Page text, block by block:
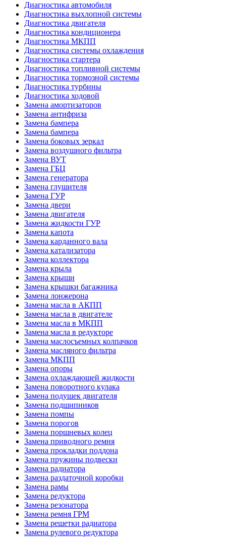
Диагностика автомобиля
Диагностика выхлопной системы
Диагностика двигателя
Диагностика кондиционера
Диагностика МКПП
Диагностика системы охлаждения
Диагностика стартера
Диагностика топливной системы
Диагностика тормозной системы
Диагностика турбины
Диагностика ходовой
Замена амортизаторов
Замена антифриза
Замена бампера
Замена бампера
Замена боковых зеркал
Замена воздушного фильтра
Замена ВУТ
Замена ГБЦ
Замена генератора
Замена глушителя
Замена ГУР
Замена двери
Замена двигателя
Замена жидкости ГУР
Замена капота
Замена карданного вала
Замена катализатора
Замена коллектора
Замена крыла
Замена крыши
Замена крышки багажника
Замена лонжерона
Замена масла в АКПП
Замена масла в двигателе
Замена масла в МКПП
Замена масла в редукторе
Замена маслосъемных колпачков
Замена масляного фильтра
Замена МКПП
Замена опоры
Замена охлаждающей жидкости
Замена поворотного кулака
Замена подушек двигателя
Замена подшипников
Замена помпы
Замена порогов
Замена поршневых колец
Замена приводного ремня
Замена прокладки поддона
Замена пружины подвески
Замена радиатора
Замена раздаточной коробки
Замена рамы
Замена редуктора
Замена резонатора
Замена ремня ГРМ
Замена решетки радиатора
Замена рулевого редуктора